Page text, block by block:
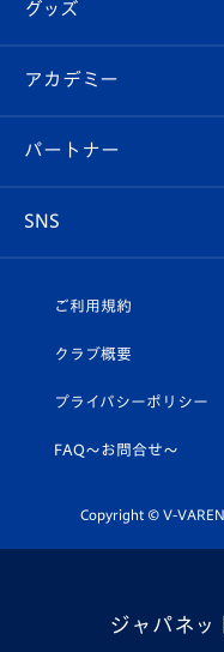
チケット
イベント
メディア
ホームタウン
スタッフプロフィール
マスコット紹介
平和祈念活動
ホームタウン活動
Revive Team
ヴィヴィくんの長崎お
フォトギャラリー
スタジアムグルメ
V-LOVERS（ファン
プレイヤーズスイート
グッズ
オンラインショップ
店舗情報
アカデミー
育成からのお知らせ
U-18
スクール
パートナー
SNS
ヴィヴィくんインスタ
公式LINE＠
ご利用規約
クラブ概要
プライバシーポリシー
FAQ〜お問合せ〜
Copyright © V-VAREN
ジャパネッ